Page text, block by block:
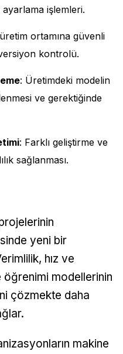
işlemleri.
ortamına güvenli
kontrolü.
: Üretimdeki modelin
ve gerektiğinde
: Farklı geliştirme ve
sağlanması.
yeni bir
hız ve
öğrenimi modellerinin
çözmekte daha
makine